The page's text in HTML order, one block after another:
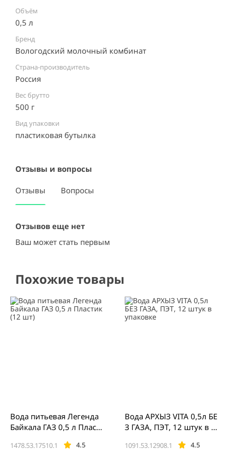
Объём
0,5 л
Бренд
Вологодский молочный комбинат
Страна-производитель
Россия ⠀
Вес брутто
500 г
Вид упаковки
пластиковая бутылка ⠀
Отзывы и вопросы
Отзывы Вопросы
Отзывов еще нет
Ваш может стать первым
Похожие товары
1478.53.17510.1 4.5
Вода питьевая Легенда
Байкала ГАЗ 0,5 л Пласт
1091.53.12908.1 4.5
Вода АРХЫЗ VITA 0,5л БЕ
З ГАЗА, ПЭТ, 12 штук в у